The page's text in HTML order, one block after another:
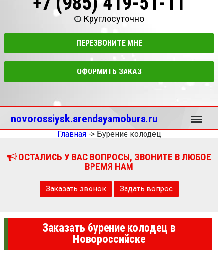
Круглосуточно
ПЕРЕЗВОНИТЕ МНЕ
ОФОРМИТЬ ЗАКАЗ
novorossiysk.arendayamobura.ru Меню
Главная-> Бурение колодец
ОСТАЛИСЬ У ВАС ВОПРОСЫ, ЗВОНИТЕ В ЛЮБОЕ
ВРЕМЯ НАМ
Заказать звонок Задать вопрос
Заказать бурение колодец в
Новороссийске